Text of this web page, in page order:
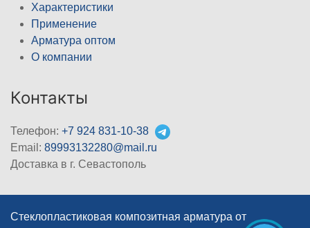
Характеристики
Применение
Арматура оптом
О компании
Контакты
Телефон: +7 924 831-10-38
Email: 89993132280@mail.ru
Доставка в г. Севастополь
Стеклопластиковая композитная арматура от